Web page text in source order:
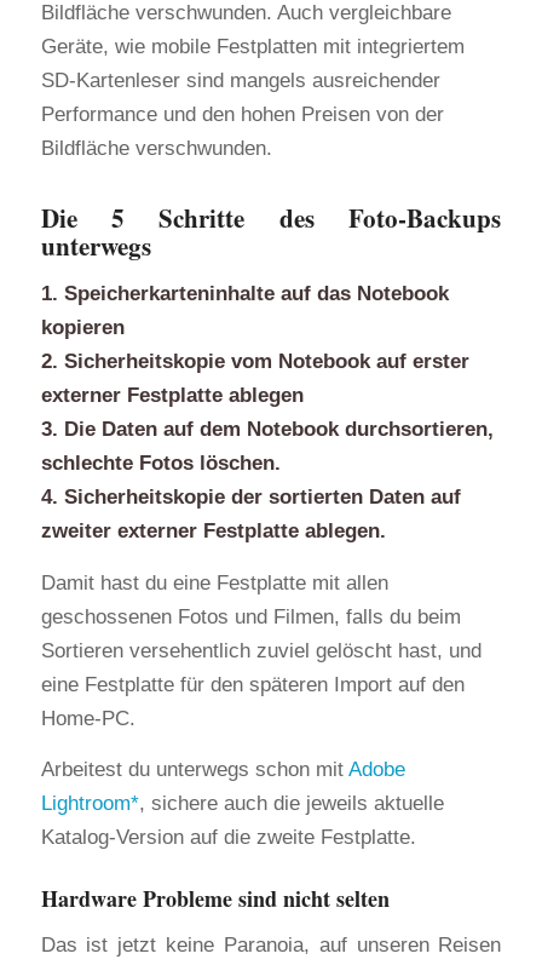
Bildfläche verschwunden. Auch vergleichbare
Geräte, wie mobile Festplatten mit integriertem
SD-Kartenleser sind mangels ausreichender
Performance und den hohen Preisen von der
Bildfläche verschwunden.
Die 5 Schritte des Foto-Backups
unterwegs
1. Speicherkarteninhalte auf das Notebook
kopieren
2. Sicherheitskopie vom Notebook auf erster
externer Festplatte ablegen
3. Die Daten auf dem Notebook durchsortieren,
schlechte Fotos löschen.
4. Sicherheitskopie der sortierten Daten auf
zweiter externer Festplatte ablegen.
Damit hast du eine Festplatte mit allen
geschossenen Fotos und Filmen, falls du beim
Sortieren versehentlich zuviel gelöscht hast, und
eine Festplatte für den späteren Import auf den
Home-PC.
Arbeitest du unterwegs schon mit Adobe
Lightroom , sichere auch die jeweils aktuelle
Katalog-Version auf die zweite Festplatte.
Hardware Probleme sind nicht selten
Das ist jetzt keine Paranoia, auf unseren Reisen